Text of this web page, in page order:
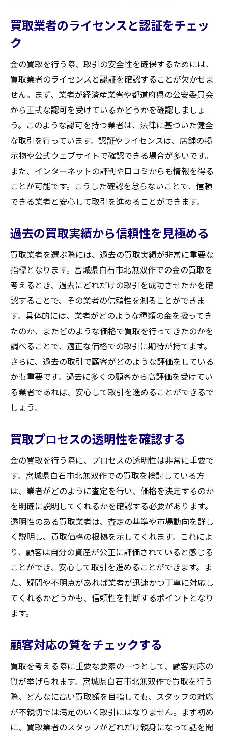
透明で迅速な買取プロセスの重要性
情報の適切な開示による信頼構築
プロセス改善で生まれる効率の向上
顧客フィードバックを反映したサービスの
提供
透明性維持のための社内体制
買取価格に影響を与える要素を知ろう
金の純度と重量が価格に及ぼす影響
市場の需給バランスによる価格変動
地域による価格差の理由
買取価格に影響するその他の要因
宮城県白石市で金買取を安心して任せるには
地域密着型の買取業者の利点
口コミや評判を活用する方法
業者選定時の最重要ポイント
対面査定とオンライン査定の選択肢
アフターフォローの充実度を確認
地元での信頼を築くためのヒント
買取業者に提示する書類の準備
来店前にアポイントを確保する
複数業者の査定を比較する利点
お得な買取キャンペーンを活用
買取大吉セラビ白石店
買取業者のライセンスと認証をチェッ
ク
金の買取を行う際、取引の安全性を確保するためには、
買取業者のライセンスと認証を確認することが欠かせま
せん。まず、業者が経済産業省や都道府県の公安委員会
から正式な認可を受けているかどうかを確認しましょ
う。このような認可を持つ業者は、法律に基づいた健全
な取引を行っています。認証やライセンスは、店舗の掲
示物や公式ウェブサイトで確認できる場合が多いです。
また、インターネットの評判や口コミからも情報を得る
ことが可能です。こうした確認を怠らないことで、信頼
できる業者と安心して取引を進めることができます。
過去の買取実績から信頼性を見極める
買取業者を選ぶ際には、過去の買取実績が非常に重要な
指標となります。宮城県白石市北無双作での金の買取を
考えるとき、過去にどれだけの取引を成功させたかを確
認することで、その業者の信頼性を測ることができま
す。具体的には、業者がどのような種類の金を扱ってき
たのか、またどのような価格で買取を行ってきたのかを
調べることで、適正な価格での取引に期待が持てます。
さらに、過去の取引で顧客がどのような評価をしている
かも重要です。過去に多くの顧客から高評価を受けてい
る業者であれば、安心して取引を進めることができるで
しょう。
買取プロセスの透明性を確認する
金の買取を行う際に、プロセスの透明性は非常に重要で
す。宮城県白石市北無双作での買取を検討している方
は、業者がどのように査定を行い、価格を決定するのか
を明確に説明してくれるかを確認する必要があります。
透明性のある買取業者は、査定の基準や市場動向を詳し
く説明し、買取価格の根拠を示してくれます。これによ
り、顧客は自分の資産が公正に評価されていると感じる
ことができ、安心して取引を進めることができます。ま
た、疑問や不明点があれば業者が迅速かつ丁寧に対応し
てくれるかどうかも、信頼性を判断するポイントとなり
ます。
顧客対応の質をチェックする
買取を考える際に重要な要素の一つとして、顧客対応の
質が挙げられます。宮城県白石市北無双作で買取を行う
際、どんなに高い買取額を目指しても、スタッフの対応
が不親切では満足のいく取引にはなりません。まず初め
に、買取業者のスタッフがどれだけ親身になって話を聞